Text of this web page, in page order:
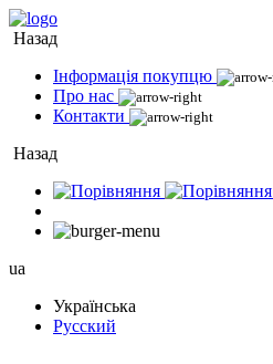
Назад
Інформація покупцю
Про нас
Контакти
Назад
ua
Українська
Русский